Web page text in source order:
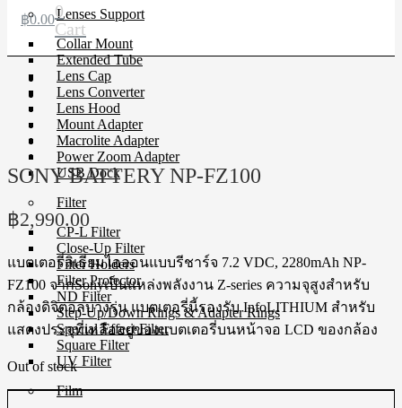
Lenses Support
Collar Mount
Extended Tube
Lens Cap
Lens Converter
Lens Hood
Mount Adapter
Macrolite Adapter
Power Zoom Adapter
USB Dock
Filter
CP-L Filter
Close-Up Filter
Filter Holders
Filter Protector
ND Filter
Step-Up/Down Rings & Adapter Rings
Special Effect Filter
Square Filter
UV Filter
Film
฿0.000
Cart
SONY BATTERY NP-FZ100
฿2,990.00
แบตเตอรี่ลิเธียมไอออนแบบรีชาร์จ 7.2 VDC, 2280mAh NP-
FZ100 จากSonyเป็นแหล่งพลังงาน Z-series ความจุสูงสำหรับ
กล้องดิจิตอลบางรุ่น แบตเตอรี่นี้รองรับ InfoLITHIUM สำหรับ
แสดงประจุที่เหลืออยู่ของแบตเตอรี่บนหน้าจอ LCD ของกล้อง
Out of stock